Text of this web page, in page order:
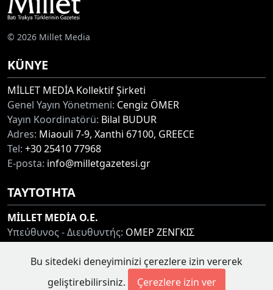
© 2026 Millet Media
KÜNYE
MİLLET MEDİA Kollektif Şirketi
Genel Yayın Yönetmeni: Cengiz ÖMER
Yayın Koordinatörü: Bilal BUDUR
Adres: Miaouli 7-9, Xanthi 67100, GREECE
Tel: +30 25410 77968
E-posta: info@milletgazetesi.gr
ΤΑΥΤΟΤΗΤΑ
MİLLET MEDİA O.E.
Υπεύθυνος - Διευθυντής: ΟΜΕΡ ΖΕΝΓΚΙΣ
Διεύθυνση:ΜΙΑΟΥΛΗ 7-9, ΞΑΝΘΗ 67100
+30 25410 77968
Bu sitedeki deneyiminizi çerezlere izin vererek
geliştirebilirsiniz.
Çerezlere izin ver